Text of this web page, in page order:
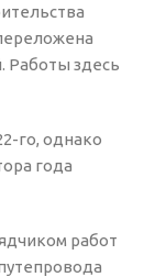
Работы здесь
го, однако
года
работ